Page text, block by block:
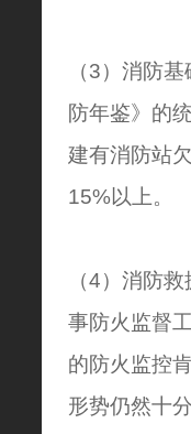
（3）消防
防年鉴》的
建有消防站
15%以上。
（4）消防
事防火监督
的防火监控
形势仍然十分